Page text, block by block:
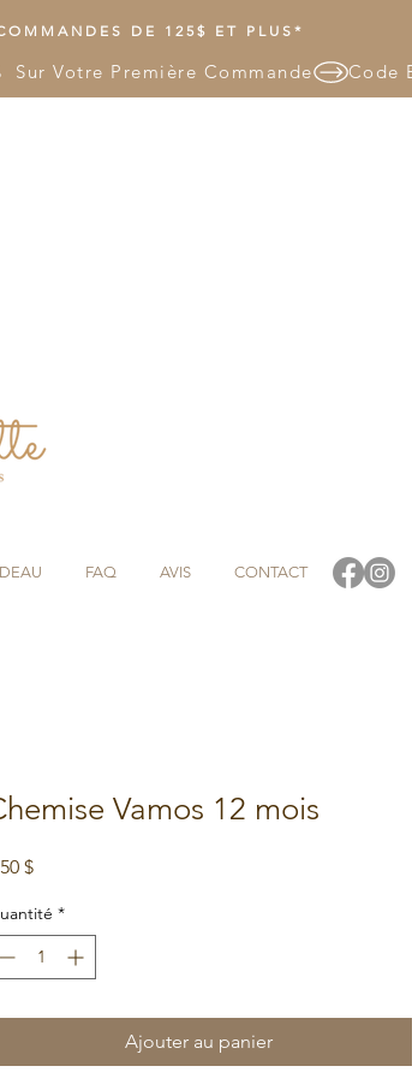
DE 125$ ET PLUS*
FAQ AVIS CONTACT
Vamos 12 mois
$Prix
*
Ajouter au panier